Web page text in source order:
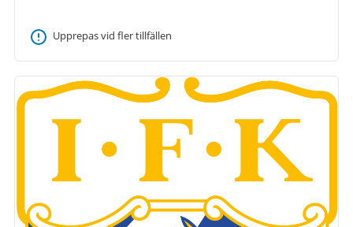
Upprepas vid fler tillfällen